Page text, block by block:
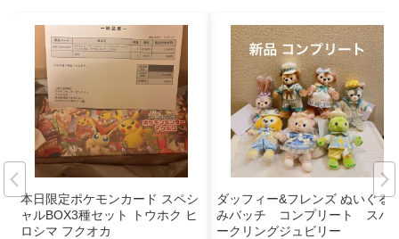
本日限定ポケモンカード スペシ
ャルBOX3種セット トウホク ヒ
ロシマ フクオカ
ダッフィー&フレンズ ぬいぐる
みバッチ コンプリート スパ
ークリングジュビリー